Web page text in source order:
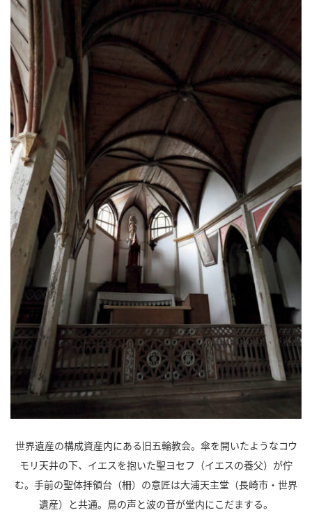
世界遺産の構成資産内にある旧五輪教会。傘を開いたようなコウ
モリ天井の下、イエスを抱いた聖ヨセフ（イエスの養父）が佇
む。手前の聖体拝領台（柵）の意匠は大浦天主堂（長崎市・世界
遺産）と共通。鳥の声と波の音が堂内にこだまする。